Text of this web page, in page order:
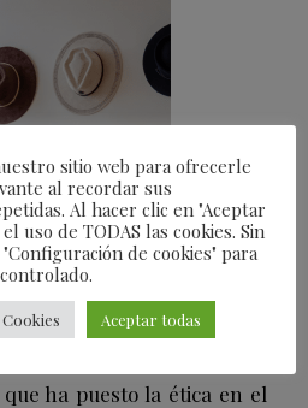
que ha puesto la ética en el
sitio web para ofrecerle
al recordar sus
Al hacer clic en "Aceptar
uso de TODAS las cookies. Sin
de cookies" para
Aceptar todas